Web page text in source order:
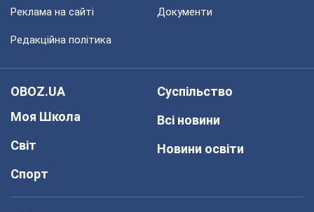
Реклама на сайті Документи
Редакційна політика
OBOZ.UA
Моя Школа
Світ
Спорт
Суспільство
Всі новини
Новини освіти